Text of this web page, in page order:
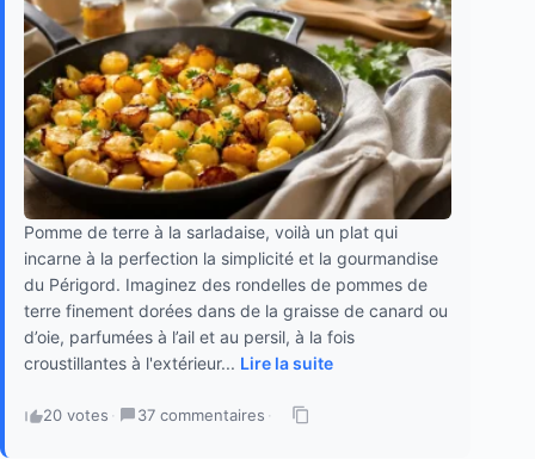
Pomme de terre à la sarladaise, voilà un plat qui
incarne à la perfection la simplicité et la gourmandise
du Périgord. Imaginez des rondelles de pommes de
terre finement dorées dans de la graisse de canard ou
d’oie, parfumées à l’ail et au persil, à la fois
croustillantes à l'extérieur... Lire la suite
20 votes · 37 commentaires ·